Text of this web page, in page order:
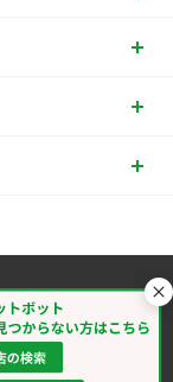
ポリシー
マップ ｜